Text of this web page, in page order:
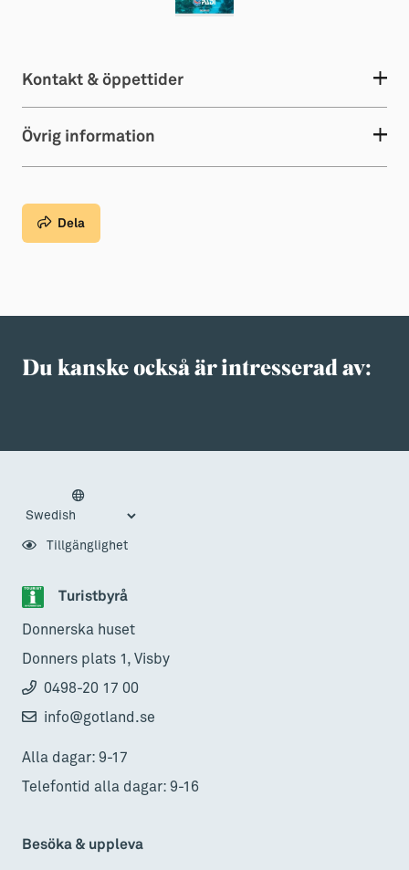
Kontakt & öppettider
Övrig information
Dela
Du kanske också är intresserad av:
Turistbyrå
Donnerska huset
Donners plats 1, Visby
0498-20 17 00
info@gotland.se
Alla dagar: 9-17
Telefontid alla dagar: 9-16
Besöka & uppleva
Tillgänglighet